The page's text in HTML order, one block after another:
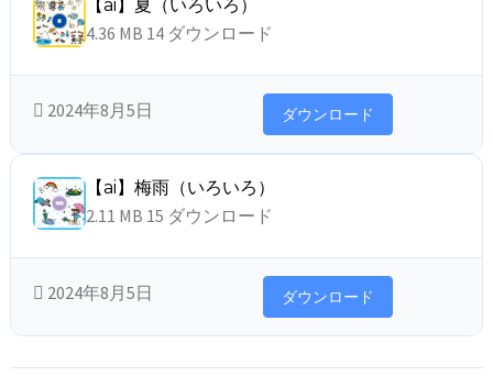
【ai】夏（いろいろ）
4.36 MB 14 ダウンロード
2024年8月5日 ダウンロード
【ai】梅雨（いろいろ）
2.11 MB 15 ダウンロード
2024年8月5日 ダウンロード